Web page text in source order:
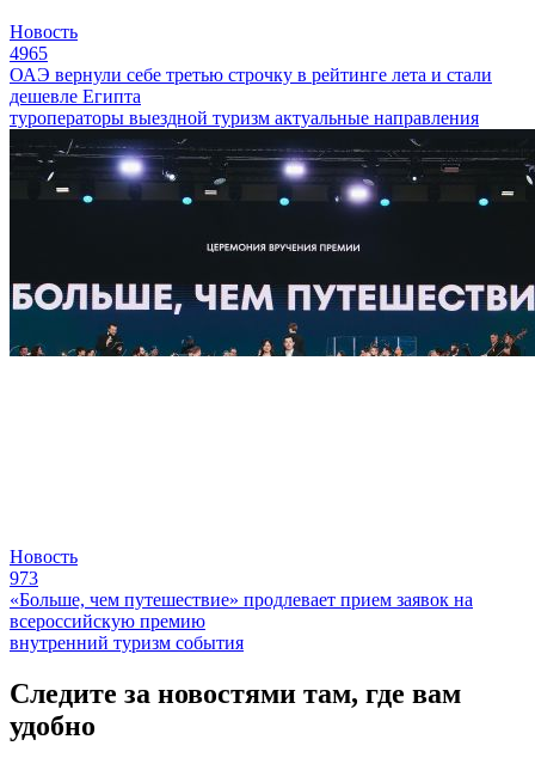
Новость
4965
ОАЭ вернули себе третью строчку в рейтинге лета и стали
дешевле Египта
туроператоры выездной туризм актуальные направления
Новость
973
«Больше, чем путешествие» продлевает прием заявок на
всероссийскую премию
внутренний туризм события
Следите за новостями там, где вам
удобно